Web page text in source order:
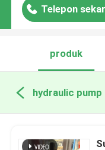
Telepon
produk
hydraulic